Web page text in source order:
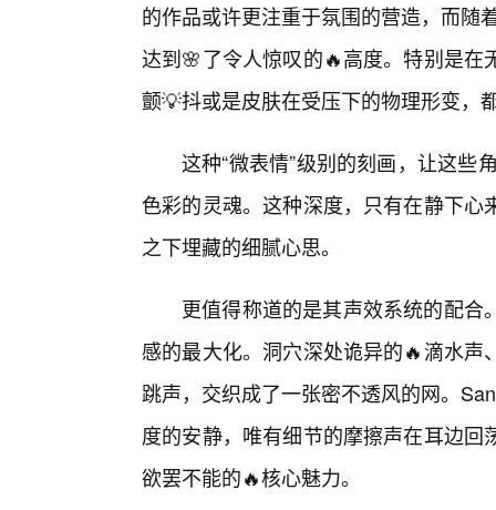
的作品或许更注重于氛围的营造，而随
达到🌸了令人惊叹的🔥高度。特别是
颤💡抖或是皮肤在受压下的物理形变，
这种“微表情”级别的刻画，让这些
色彩的灵魂。这种深度，只有在静下
之下埋藏的细腻心思。
更值得称道的是其声效系统的配
感的最大化。洞穴深处诡异的🔥滴水
跳声，交织成了一张密不透风的网。
度的安静，唯有细节的摩擦声在耳边
欲罢不能的🔥核心魅力。